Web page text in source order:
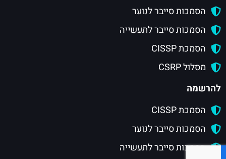
הסמכות סייבר לנוער
הסמכות סייבר לתעשייה
הסמכת CISSP
מסלול CSRP
להרשמה
הסמכת CISSP
הסמכות סייבר לנוער
הסמכות סייבר לתעשייה